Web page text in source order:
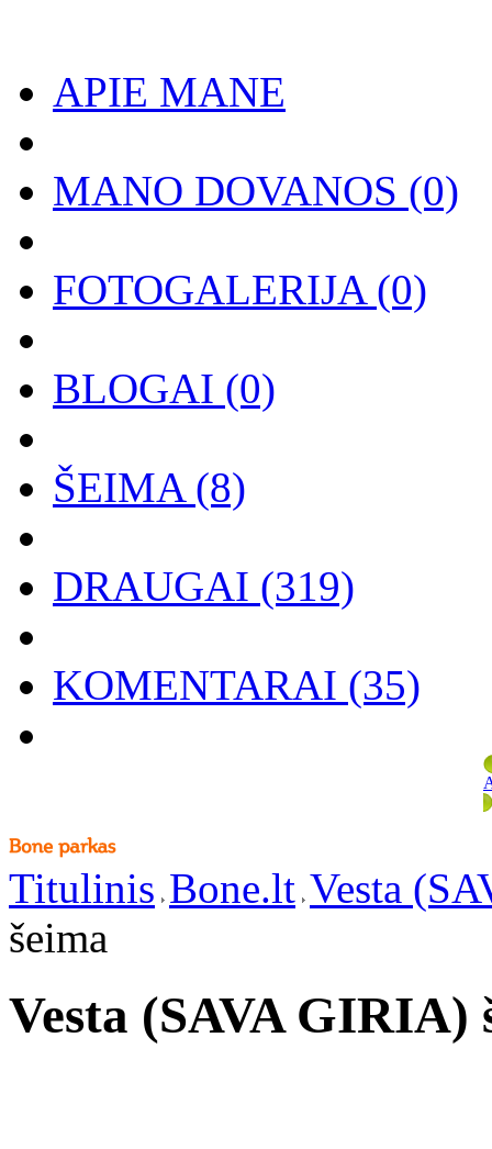
APIE MANE
MANO DOVANOS (0)
FOTOGALERIJA(0)
BLOGAI (0)
ŠEIMA(8)
DRAUGAI (319)
KOMENTARAI (35)
Titulinis Bone.lt Vesta
šeima
Vesta (SAVA GIRIA)